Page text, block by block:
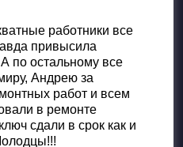
работники все
привысила
по остальному все
Андрею за
работ и всем
в ремонте
сдали в срок как и